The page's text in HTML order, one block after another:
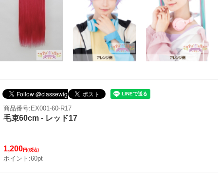
商品番号:EX001-60-R17
毛束60cm - レッド17
1,200円(税込)
ポイント:60pt